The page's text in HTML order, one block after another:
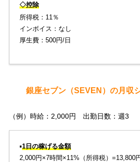
◇控除
所得税：11％
インボイス：なし
厚生費：500円/日
銀座セブン（SEVEN）の月収
（例）時給：2,000円 出勤日数：週3
▪️1日の稼げる金額
2,000円×7時間×11%（所得税）=13,800